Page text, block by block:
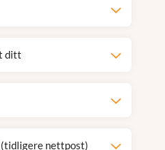
ditt
nettpost)